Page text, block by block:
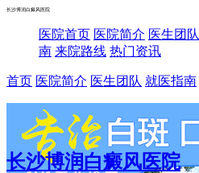
长沙博润白癜风医院
医院首页 医院简介 医生团队
南 来院路线 热门资讯
首页 医院简介 医生团队 就医指南
长沙博润白癜风医院